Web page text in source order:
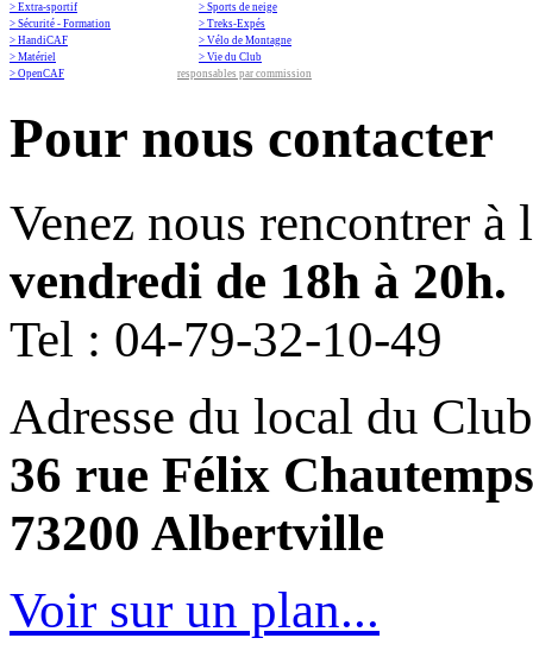
> Extra-sportif
> Sécurité - Formation
> HandiCAF
> Matériel
> OpenCAF
> Sports de neige
> Treks-Expés
> Vélo de Montagne
> Vie du Club
responsables par commission
Pour nous contacter
Venez nous rencontrer à
vendredi de 18h à 20h.
Tel : 04-79-32-10-49
Adresse du local du
36 rue Félix Chautemps
73200 Albertville
Voir sur un plan...